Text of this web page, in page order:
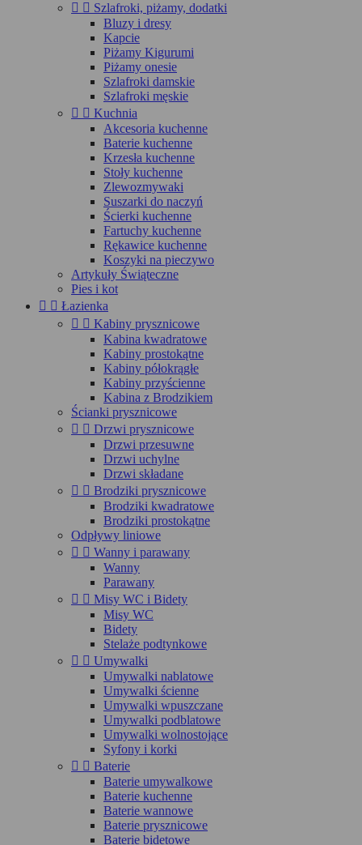
  Szlafroki, piżamy, dodatki
Bluzy i dresy
Kapcie
Piżamy Kigurumi
Piżamy onesie
Szlafroki damskie
Szlafroki męskie
  Kuchnia
Akcesoria kuchenne
Baterie kuchenne
Krzesła kuchenne
Stoły kuchenne
Zlewozmywaki
Suszarki do naczyń
Ścierki kuchenne
Fartuchy kuchenne
Rękawice kuchenne
Koszyki na pieczywo
Artykuły Świąteczne
Pies i kot
  Łazienka
  Kabiny prysznicowe
Kabina kwadratowe
Kabiny prostokątne
Kabiny półokrągłe
Kabiny przyścienne
Kabina z Brodzikiem
Ścianki prysznicowe
  Drzwi prysznicowe
Drzwi przesuwne
Drzwi uchylne
Drzwi składane
  Brodziki prysznicowe
Brodziki kwadratowe
Brodziki prostokątne
Odpływy liniowe
  Wanny i parawany
Wanny
Parawany
  Misy WC i Bidety
Misy WC
Bidety
Stelaże podtynkowe
  Umywalki
Umywalki nablatowe
Umywalki ścienne
Umywalki wpuszczane
Umywalki podblatowe
Umywalki wolnostojące
Syfony i korki
  Baterie
Baterie umywalkowe
Baterie kuchenne
Baterie wannowe
Baterie prysznicowe
Baterie bidetowe